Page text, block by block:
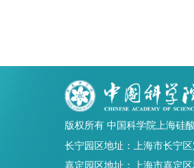
版权所有 中国科学院上海硅
长宁园区地址：上海市长宁
嘉定园区地址：上海市嘉定